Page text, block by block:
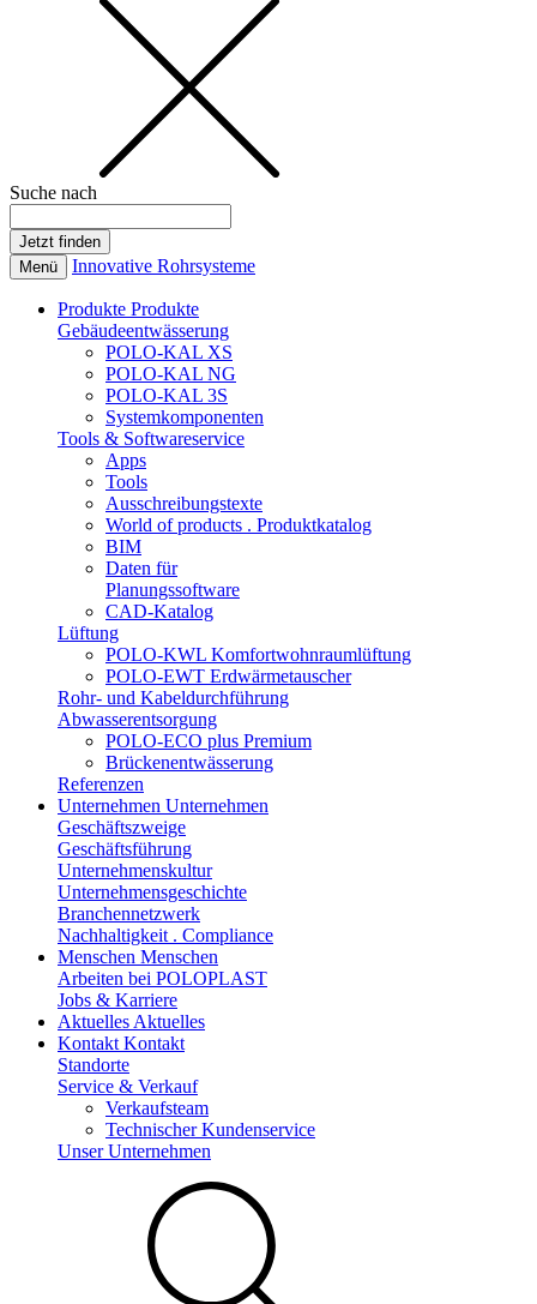
Suche nach
Menü Innovative Rohrsysteme
Produkte Produkte
Gebäudeentwässerung
POLO-KAL XS
POLO-KAL NG
POLO-KAL 3S
Systemkomponenten
Tools & Softwareservice
Apps
Tools
Ausschreibungstexte
World of products . Produktkatalog
BIM
Daten für
Planungssoftware
CAD-Katalog
Lüftung
POLO-KWL Komfortwohnraumlüftung
POLO-EWT Erdwärmetauscher
Rohr- und Kabeldurchführung
Abwasserentsorgung
POLO-ECO plus Premium
Brückenentwässerung
Referenzen
Unternehmen Unternehmen
Geschäftszweige
Geschäftsführung
Unternehmenskultur
Unternehmensgeschichte
Branchennetzwerk
Nachhaltigkeit . Compliance
Menschen Menschen
Arbeiten bei POLOPLAST
Jobs & Karriere
Aktuelles Aktuelles
Kontakt Kontakt
Standorte
Service & Verkauf
Verkaufsteam
Technischer Kundenservice
Unser Unternehmen